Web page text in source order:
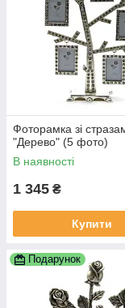
Фоторамка зі
"Дерево" (5 фото)
В наявності
1 345 ₴
Купити
Подарунок